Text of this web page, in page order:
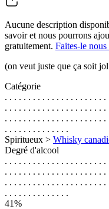
Aucune description
savoir et nous pourrons
gratuitement. Faites-le
(on veut juste que ça soit
Catégorie
. . . . . . . . . . . . . . . . . . . . .
. . . . . . . . . . . . . . . . . . . . .
. . . . . . . . . . . . . . . . . . . . .
. . . . . . . . . . . . . .
Spiritueux > Whisky
Degré d'alcool
. . . . . . . . . . . . . . . . . . . . .
. . . . . . . . . . . . . . . . . . . . .
. . . . . . . . . . . . . . . . . . . . .
. . . . . . . . . . . . . .
41%